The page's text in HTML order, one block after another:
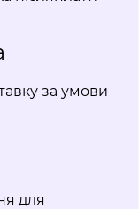
за умови
для